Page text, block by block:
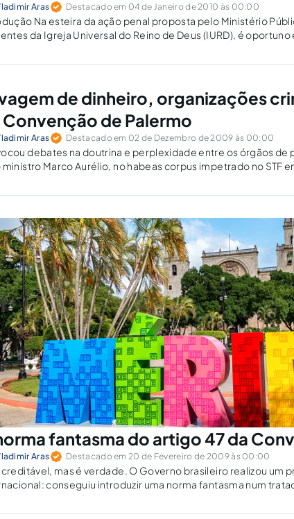
Aras Destacado em 04 de Janeiro de 2010 às 00:00
Na esteira da ação penal proposta pelo Ministério
da Igreja Universal do Reino de Deus (IURD), é
de dinheiro, organizações
Convenção de Palermo
Aras Destacado em 02 de Dezembro de 2009 às 00:00
debates na doutrina e perplexidade entre os órgãos de
Marco Aurélio, no habeas corpus impetrado no STF
fantasma do artigo 47 da
Aras Destacado em 20 de Fevereiro de 2009 às 00:00
mas é verdade. O Governo brasileiro realizou um
conseguiu introduzir uma norma fantasma num